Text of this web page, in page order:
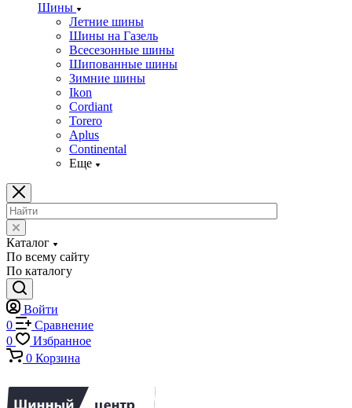
Шины
Летние шины
Шины на Газель
Всесезонные шины
Шипованные шины
Зимние шины
Ikon
Cordiant
Torero
Aplus
Continental
Еще
Каталог
По всему сайту
По каталогу
Войти
0
Сравнение
0
Избранное
0 Корзина